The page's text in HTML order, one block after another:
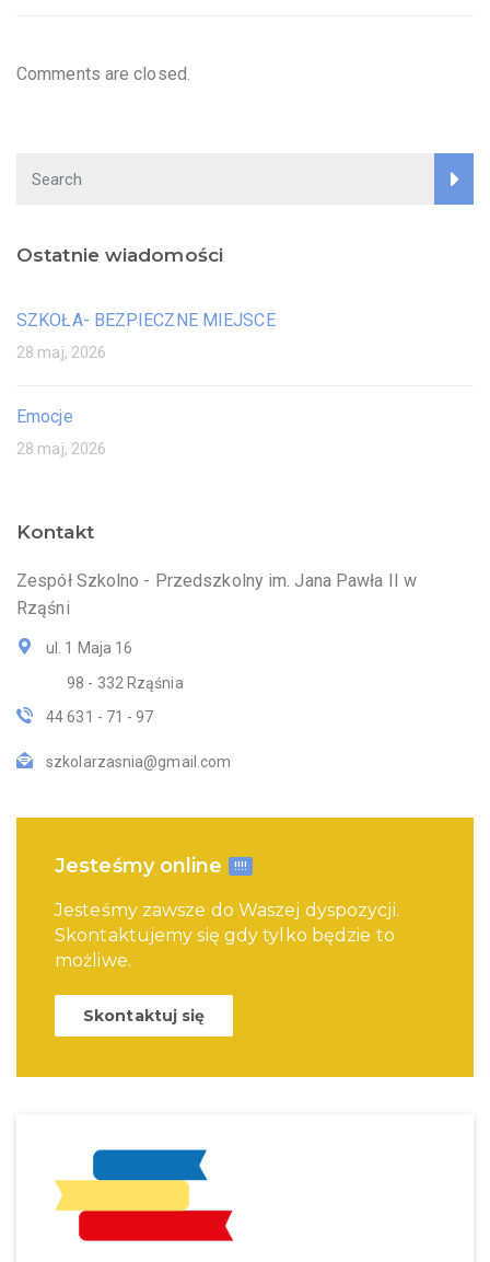
Comments are closed.
Ostatnie wiadomości
SZKOŁA- BEZPIECZNE MIEJSCE
28 maj, 2026
Emocje
28 maj, 2026
Kontakt
Zespół Szkolno - Przedszkolny im. Jana Pawła II w
Rząśni
ul. 1 Maja 16
98 - 332 Rząśnia
44 631 - 71 - 97
szkolarzasnia@gmail.com
Jesteśmy online !!!!
Jesteśmy zawsze do Waszej dyspozycji.
Skontaktujemy się gdy tylko będzie to
możliwe.
Skontaktuj się